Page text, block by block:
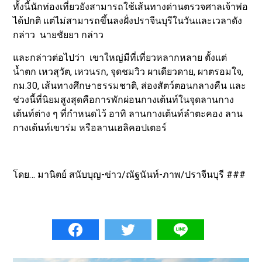
ทั้งนี้นักท่องเที่ยวยังสามารถใช้เส้นทางด่านตรวจศาลเจ้าพ่อ
ได้ปกติ แต่ไม่สามารถขึ้นลงฝั่งปราจีนบุรีในวันและเวลาดัง
กล่าว นายชัยยา กล่าว
และกล่าวต่อไปว่า เขาใหญ่มีที่เที่ยวหลากหลาย ตั้งแต่
น้ำตก เหวสุวัต, เหวนรก, จุดชมวิว ผาเดียวดาย, ผาตรอมใจ,
กม.30, เส้นทางศึกษาธรรมชาติ, ส่องสัตว์ตอนกลางคืน และ
ช่วงนี้ที่นิยมสูงสุดคือการพักผ่อนกางเต้นท์ในจุดลานกาง
เต้นท์ต่าง ๆ ที่กำหนดไว้ อาทิ ลานกางเต้นท์ลำตะคอง ลาน
กางเต้นท์เขาร่ม หรือลานเฮลิคอปเตอร์
โดย… มานิตย์ สนับบุญ-ข่าว/ณัฐนันท์-ภาพ/ปราจีนบุรี ###